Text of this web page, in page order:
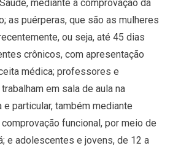
mediante a comprovação da
as puérperas, que são as mulheres
ou seja, até 45 dias
crônicos, com apresentação
médica; professores e
em sala de aula na
e particular, também mediante
funcional, por meio de
e adolescentes e jovens, de 12 a